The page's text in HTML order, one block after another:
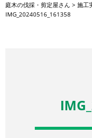
庭木の伐採・剪定屋さん > 施工
IMG_20240516_161358